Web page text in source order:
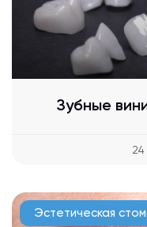
Зубные
Эстетическая